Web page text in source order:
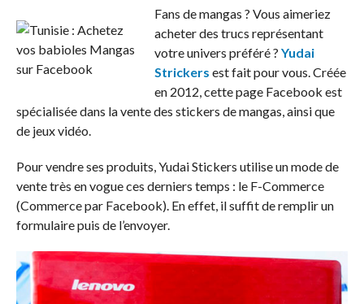
Fans de mangas ? Vous aimeriez
acheter des trucs représentant
votre univers préféré ? Yudai
Strickers est fait pour vous. Créée
en 2012, cette page Facebook est
spécialisée dans la vente des stickers de mangas, ainsi que
de jeux vidéo.
Pour vendre ses produits, Yudai Stickers utilise un mode de
vente très en vogue ces derniers temps : le F-Commerce
(Commerce par Facebook). En effet, il suffit de remplir un
formulaire puis de l’envoyer.